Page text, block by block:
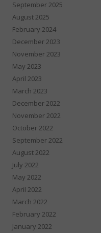
September 2025
August 2025
February 2024
December 2023
November 2023
May 2023
April 2023
March 2023
December 2022
November 2022
October 2022
September 2022
August 2022
July 2022
May 2022
April 2022
March 2022
February 2022
January 2022